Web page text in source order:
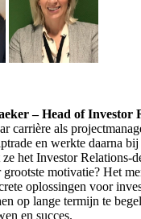
– Head of Investor
carrière als
en werkte daarna bij
het Investor Relations-
motivatie? Het
oplossingen voor
op lange termijn te
en succes.